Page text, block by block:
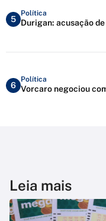
5
Política
Durigan: acusação
6
Política
Vorcaro negociou
Leia mais